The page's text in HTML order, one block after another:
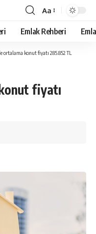
Yazı
Tipi
Boyutlandırıcı
Aa
Emlak Rehberi
ortalama konut fiyatı 285.852 TL
fiyatı